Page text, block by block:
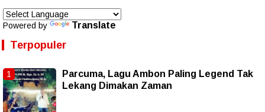
Powered by Translate
Terpopuler
Parcuma, Lagu Ambon Paling Legend Tak
Lekang Dimakan Zaman